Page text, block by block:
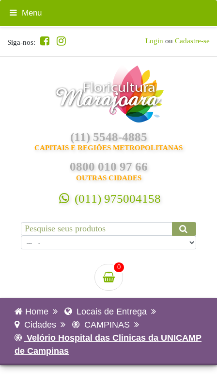
Siga-nos: Login ou Cadastre-se
(11) 5548-4885
CAPITAIS E REGIÕES METROPOLITANAS
0800 010 97 66
OUTRAS CIDADES
(011) 975004158
0
Menu
Home
Locais de Entrega
Cidades
CAMPINAS
Velório Hospital das Clinicas da UNICAMP
de Campinas